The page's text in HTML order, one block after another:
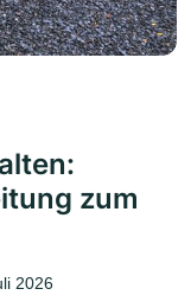
zum
2026